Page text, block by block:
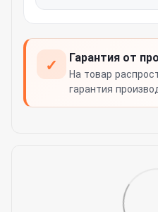
✓ Гарантия от
На товар
гарантия